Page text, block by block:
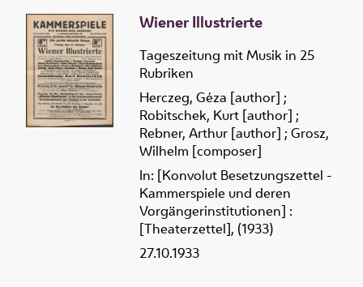
Wiener Illustrierte
Tageszeitung mit Musik in 25
Rubriken
Herczeg, Géza [author] ;
Robitschek, Kurt [author] ;
Rebner, Arthur [author] ; Grosz,
Wilhelm [composer]
In: [Konvolut Besetzungszettel -
Kammerspiele und deren
Vorgängerinstitutionen] :
[Theaterzettel], (1933)
27.10.1933